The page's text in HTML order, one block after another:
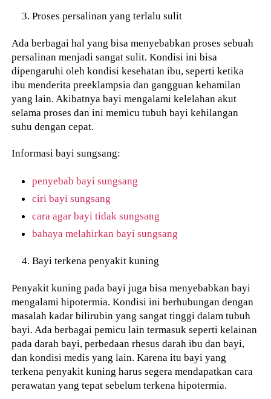
Proses persalinan yang terlalu sulit
Ada berbagai hal yang bisa menyebabkan proses sebuah
persalinan menjadi sangat sulit. Kondisi ini bisa
dipengaruhi oleh kondisi kesehatan ibu, seperti ketika
ibu menderita preeklampsia dan gangguan kehamilan
yang lain. Akibatnya bayi mengalami kelelahan akut
selama proses dan ini memicu tubuh bayi kehilangan
suhu dengan cepat.
Informasi bayi sungsang:
penyebab bayi sungsang
ciri bayi sungsang
cara agar bayi tidak sungsang
bahaya melahirkan bayi sungsang
Bayi terkena penyakit kuning
Penyakit kuning pada bayi juga bisa menyebabkan bayi
mengalami hipotermia. Kondisi ini berhubungan dengan
masalah kadar bilirubin yang sangat tinggi dalam tubuh
bayi. Ada berbagai pemicu lain termasuk seperti kelainan
pada darah bayi, perbedaan rhesus darah ibu dan bayi,
dan kondisi medis yang lain. Karena itu bayi yang
terkena penyakit kuning harus segera mendapatkan cara
perawatan yang tepat sebelum terkena hipotermia.